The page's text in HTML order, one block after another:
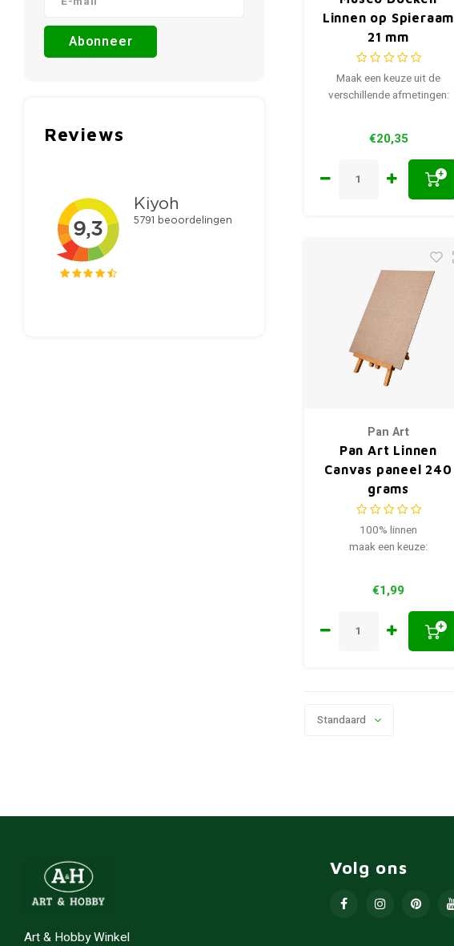
Abonneer
Reviews
Linnen op Spieraam
21 mm
Maak een keuze uit de
verschillende afmetingen:
€20,35
+
Pan Art
Pan Art Linnen
Canvas paneel 240
grams
100% linnen
maak een keuze:
€1,99
+
Standaard
Art & Hobby Winkel
Volg ons